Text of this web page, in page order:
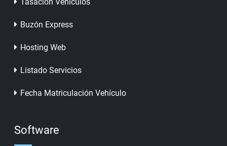
Buzón Express
Hosting Web
Listado Servicios
Fecha Matriculación Vehículo
Software